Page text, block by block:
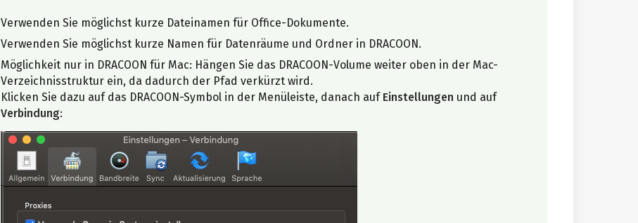
Verwenden Sie möglichst kurze Dateinamen für Office-Dokumente.
Verwenden Sie möglichst kurze Namen für Datenräume und Ordner in DRACOON.
Möglichkeit nur in DRACOON für Mac: Hängen Sie das DRACOON-Volume weiter oben in der Mac-
Verzeichnisstruktur ein, da dadurch der Pfad verkürzt wird.
Klicken Sie dazu auf das DRACOON-Symbol in der Menüleiste, danach auf Einstellungen und auf
Verbindung: